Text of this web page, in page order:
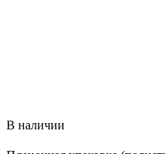
В наличии